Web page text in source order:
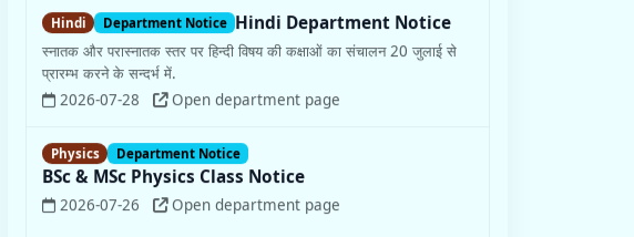
Hindi Department Notice
स्नातक और परास्नातक स्तर पर हिन्दी विषय की कक्षाओं का संचालन 20 जुलाई से
प्रारम्भ करने के सन्दर्भ में.
Physics Department Notice
BSc & MSc Physics Class Notice